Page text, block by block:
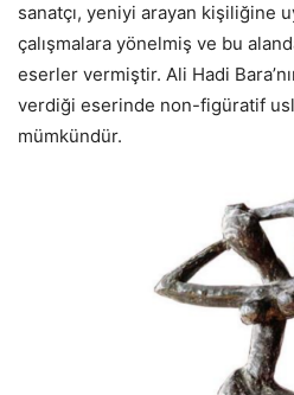
sanatçı, yeniyi arayan kişiliğine
çalışmalara yönelmiş ve bu
eserler vermiştir. Ali Hadi
verdiği eserinde non-figüratif
mümkündür.